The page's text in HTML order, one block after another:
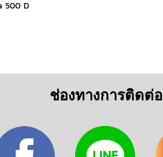
500 D
ช่องทางการติดต่อ